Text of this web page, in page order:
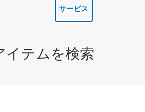
サービス
イテムを検索